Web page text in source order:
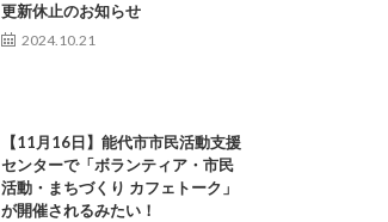
更新休止のお知らせ
2024.10.21
【11月16日】能代市市民活動支援
センターで「ボランティア・市民
活動・まちづくり カフェトーク」
が開催されるみたい！